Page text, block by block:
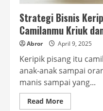
Strategi Bisnis
Camilanmu Kriuk
Abror April 9, 2025
Keripik pisang itu
anak-anak sampai
manis sampai yang...
Read MoreRead
more